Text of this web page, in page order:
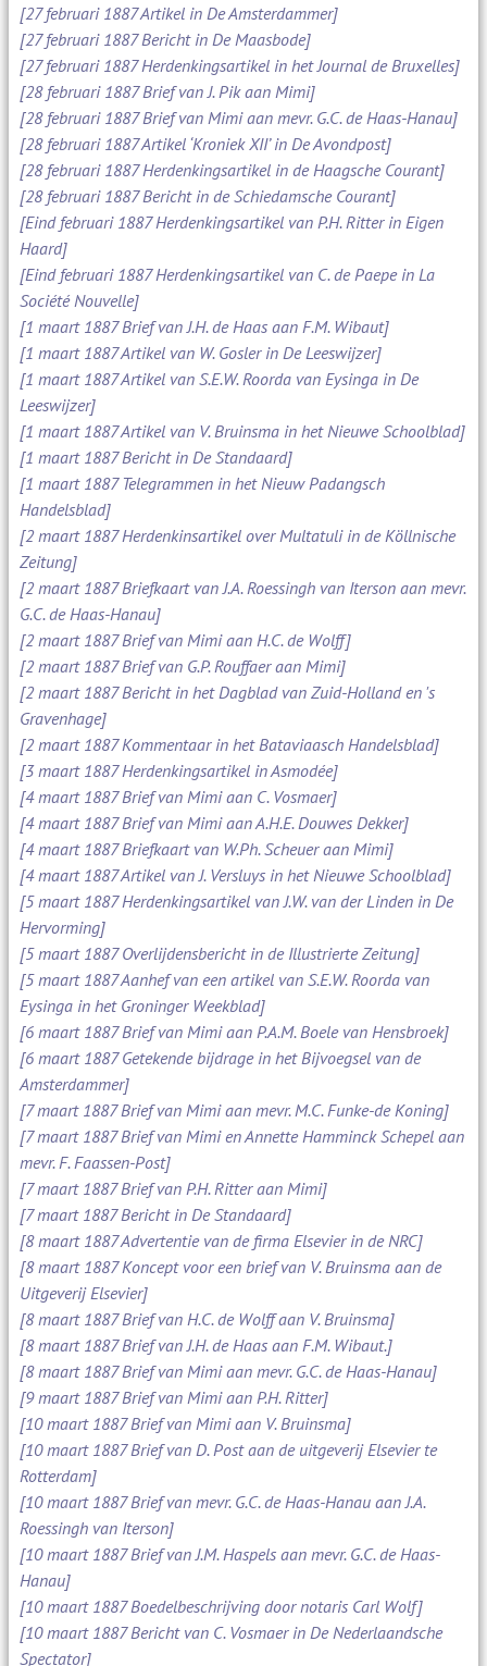
[27 februari 1887 Artikel in De Amsterdammer]
[27 februari 1887 Bericht in De Maasbode]
[27 februari 1887 Herdenkingsartikel in het Journal de Bruxelles]
[28 februari 1887 Brief van J. Pik aan Mimi]
[28 februari 1887 Brief van Mimi aan mevr. G.C. de Haas-Hanau]
[28 februari 1887 Artikel ‘Kroniek XII’ in De Avondpost]
[28 februari 1887 Herdenkingsartikel in de Haagsche Courant]
[28 februari 1887 Bericht in de Schiedamsche Courant]
[Eind februari 1887 Herdenkingsartikel van P.H. Ritter in Eigen
Haard]
[Eind februari 1887 Herdenkingsartikel van C. de Paepe in La
Société Nouvelle]
[1 maart 1887 Brief van J.H. de Haas aan F.M. Wibaut]
[1 maart 1887 Artikel van W. Gosler in De Leeswijzer]
[1 maart 1887 Artikel van S.E.W. Roorda van Eysinga in De
Leeswijzer]
[1 maart 1887 Artikel van V. Bruinsma in het Nieuwe Schoolblad]
[1 maart 1887 Bericht in De Standaard]
[1 maart 1887 Telegrammen in het Nieuw Padangsch
Handelsblad]
[2 maart 1887 Herdenkinsartikel over Multatuli in de Köllnische
Zeitung]
[2 maart 1887 Briefkaart van J.A. Roessingh van Iterson aan mevr.
G.C. de Haas-Hanau]
[2 maart 1887 Brief van Mimi aan H.C. de Wolff]
[2 maart 1887 Brief van G.P. Rouffaer aan Mimi]
[2 maart 1887 Bericht in het Dagblad van Zuid-Holland en 's
Gravenhage]
[2 maart 1887 Kommentaar in het Bataviaasch Handelsblad]
[3 maart 1887 Herdenkingsartikel in Asmodée]
[4 maart 1887 Brief van Mimi aan C. Vosmaer]
[4 maart 1887 Brief van Mimi aan A.H.E. Douwes Dekker]
[4 maart 1887 Briefkaart van W.Ph. Scheuer aan Mimi]
[4 maart 1887 Artikel van J. Versluys in het Nieuwe Schoolblad]
[5 maart 1887 Herdenkingsartikel van J.W. van der Linden in De
Hervorming]
[5 maart 1887 Overlijdensbericht in de Illustrierte Zeitung]
[5 maart 1887 Aanhef van een artikel van S.E.W. Roorda van
Eysinga in het Groninger Weekblad]
[6 maart 1887 Brief van Mimi aan P.A.M. Boele van Hensbroek]
[6 maart 1887 Getekende bijdrage in het Bijvoegsel van de
Amsterdammer]
[7 maart 1887 Brief van Mimi aan mevr. M.C. Funke-de Koning]
[7 maart 1887 Brief van Mimi en Annette Hamminck Schepel aan
mevr. F. Faassen-Post]
[7 maart 1887 Brief van P.H. Ritter aan Mimi]
[7 maart 1887 Bericht in De Standaard]
[8 maart 1887 Advertentie van de firma Elsevier in de NRC]
[8 maart 1887 Koncept voor een brief van V. Bruinsma aan de
Uitgeverij Elsevier]
[8 maart 1887 Brief van H.C. de Wolff aan V. Bruinsma]
[8 maart 1887 Brief van J.H. de Haas aan F.M. Wibaut.]
[8 maart 1887 Brief van Mimi aan mevr. G.C. de Haas-Hanau]
[9 maart 1887 Brief van Mimi aan P.H. Ritter]
[10 maart 1887 Brief van Mimi aan V. Bruinsma]
[10 maart 1887 Brief van D. Post aan de uitgeverij Elsevier te
Rotterdam]
[10 maart 1887 Brief van mevr. G.C. de Haas-Hanau aan J.A.
Roessingh van Iterson]
[10 maart 1887 Brief van J.M. Haspels aan mevr. G.C. de Haas-
Hanau]
[10 maart 1887 Boedelbeschrijving door notaris Carl Wolf]
[10 maart 1887 Bericht van C. Vosmaer in De Nederlaandsche
Spectator]